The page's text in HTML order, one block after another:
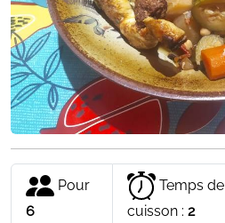
Pour
6
Temps de
cuisson : 2